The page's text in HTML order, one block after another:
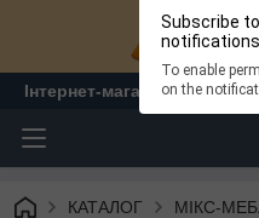
Subscribe
To enable
on the
Інтернет-магазин "ЛАМ" -
КАТАЛОГ МІКС-